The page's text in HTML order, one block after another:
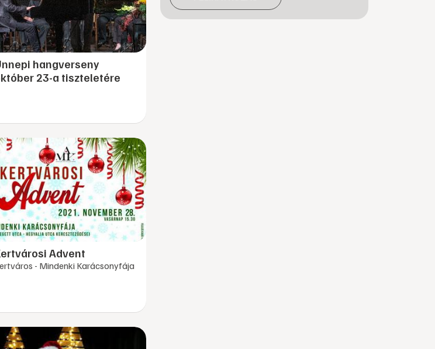
hangverseny
23-a tiszteletére
Advent
- Mindenki Karácsonyfája